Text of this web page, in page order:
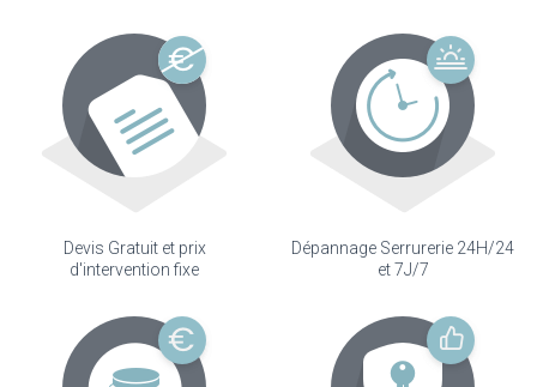
Devis Gratuit et prix
d'intervention fixe
Dépannage Serrurerie 24H/24
et 7J/7